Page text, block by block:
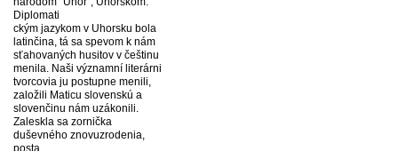
Diplomati
ckým jazykom v Uhorsku bola
latinčina, tá sa spevom k nám
sťahovaných husitov v češtinu
menila. Naši významní literárni
tvorcovia ju postupne menili,
založili Maticu slovenskú a
slovenčinu nám uzákonili.
Zaleskla sa zornička
duševného znovuzrodenia,
posta